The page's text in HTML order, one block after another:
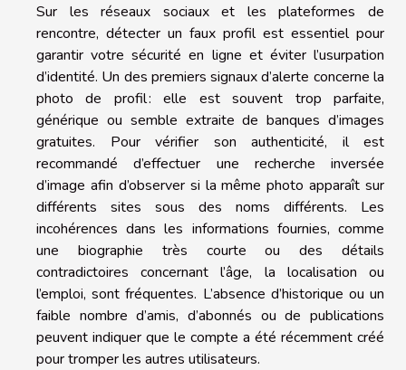
Sur les réseaux sociaux et les plateformes de
rencontre, détecter un faux profil est essentiel pour
garantir votre sécurité en ligne et éviter l’usurpation
d’identité. Un des premiers signaux d’alerte concerne la
photo de profil : elle est souvent trop parfaite,
générique ou semble extraite de banques d’images
gratuites. Pour vérifier son authenticité, il est
recommandé d’effectuer une recherche inversée
d’image afin d’observer si la même photo apparaît sur
différents sites sous des noms différents. Les
incohérences dans les informations fournies, comme
une biographie très courte ou des détails
contradictoires concernant l’âge, la localisation ou
l’emploi, sont fréquentes. L’absence d’historique ou un
faible nombre d’amis, d’abonnés ou de publications
peuvent indiquer que le compte a été récemment créé
pour tromper les autres utilisateurs.